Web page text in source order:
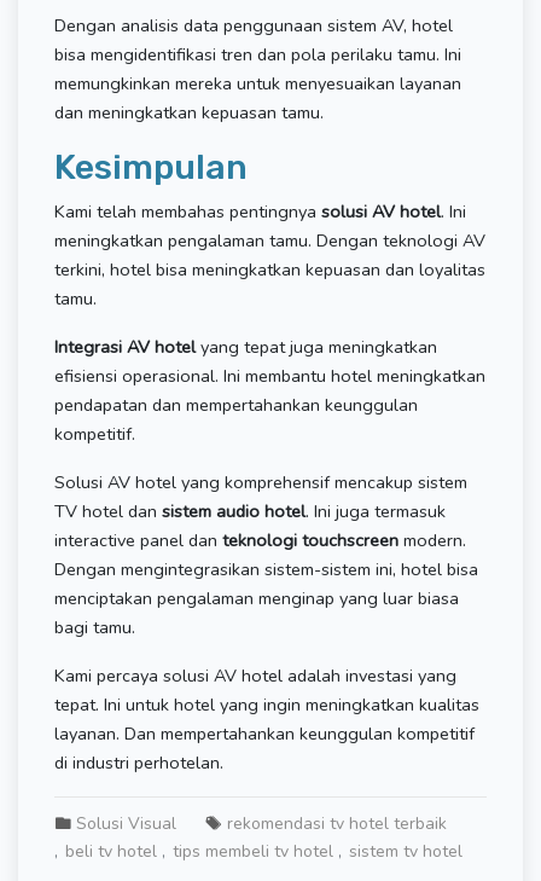
Dengan analisis data penggunaan sistem AV, hotel
bisa mengidentifikasi tren dan pola perilaku tamu. Ini
memungkinkan mereka untuk menyesuaikan layanan
dan meningkatkan kepuasan tamu.
Kesimpulan
Kami telah membahas pentingnya solusi AV hotel. Ini
meningkatkan pengalaman tamu. Dengan teknologi AV
terkini, hotel bisa meningkatkan kepuasan dan loyalitas
tamu.
Integrasi AV hotelyang tepat juga meningkatkan
efisiensi operasional. Ini membantu hotel meningkatkan
pendapatan dan mempertahankan keunggulan
kompetitif.
Solusi AV hotel yang komprehensif mencakup sistem
TV hotel dan sistem audio hotel. Ini juga termasuk
interactive panel dan teknologi touchscreen modern.
Dengan mengintegrasikan sistem-sistem ini, hotel bisa
menciptakan pengalaman menginap yang luar biasa
bagi tamu.
Kami percaya solusi AV hotel adalah investasi yang
tepat. Ini untuk hotel yang ingin meningkatkan kualitas
layanan. Dan mempertahankan keunggulan kompetitif
di industri perhotelan.
Solusi Visual
rekomendasi tv hotel terbaik
beli tv hotel
tips membeli tv hotel sistem tv hotel